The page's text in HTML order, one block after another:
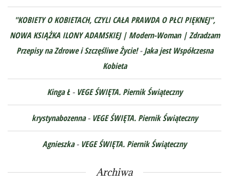
"KOBIETY O KOBIETACH, CZYLI CAŁA PRAWDA O PŁCI PIĘKNEJ",
NOWA KSIĄŻKA ILONY ADAMSKIEJ | Modern-Woman | Zdradzam
Przepisy na Zdrowe i Szczęśliwe Życie!-Jaka jest Współczesna
Kobieta
Kinga Ł- VEGE ŚWIĘTA. Piernik Świąteczny
krystynabozenna- VEGE ŚWIĘTA. Piernik Świąteczny
Agnieszka- VEGE ŚWIĘTA. Piernik Świąteczny
Archiwa